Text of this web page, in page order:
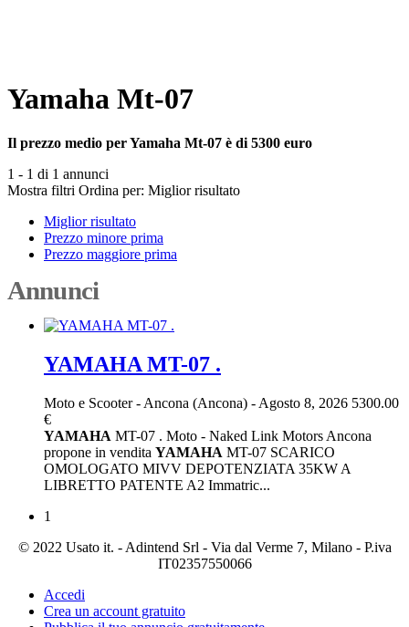
Yamaha Mt-07
Il prezzo medio per Yamaha Mt-07 è di 5300 euro
1 - 1 di 1 annunci
Mostra filtri Ordina per: Miglior risultato
Miglior risultato
Prezzo minore prima
Prezzo maggiore prima
Annunci
YAMAHA MT-07 .
Moto e Scooter- Ancona (Ancona) - Agosto 8, 2026 5300.00
€
YAMAHA MT-07 . Moto - Naked Link Motors Ancona
propone in vendita YAMAHA MT-07 SCARICO
OMOLOGATO MIVV DEPOTENZIATA 35KW A
LIBRETTO PATENTE A2 Immatric...
1
© 2022 Usato it. - Adintend Srl - Via dal Verme 7, Milano - P.iva
IT02357550066
Accedi
Crea un account gratuito